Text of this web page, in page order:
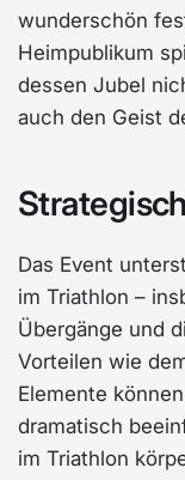
wunderschön
Heimpublikum
dessen Jubel
auch den Geist
Das Event
im Triathlon –
Übergänge und
Vorteilen wie
Elemente
dramatisch
im Triathlon